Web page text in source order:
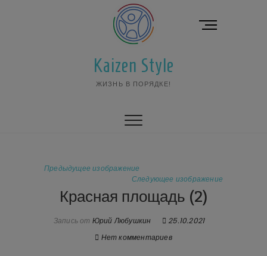
Kaizen Style
ЖИЗНЬ В ПОРЯДКЕ!
К
Предыдущее изображение
Следующее изображение
Красная площадь (2)
Запись от Юрий Любушкин
25.10.2021
Нет комментариев